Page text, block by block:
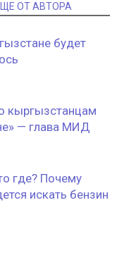
ОТ АВТОРА
будет
кыргызстанцам
— глава МИД
где? Почему
искать бензин